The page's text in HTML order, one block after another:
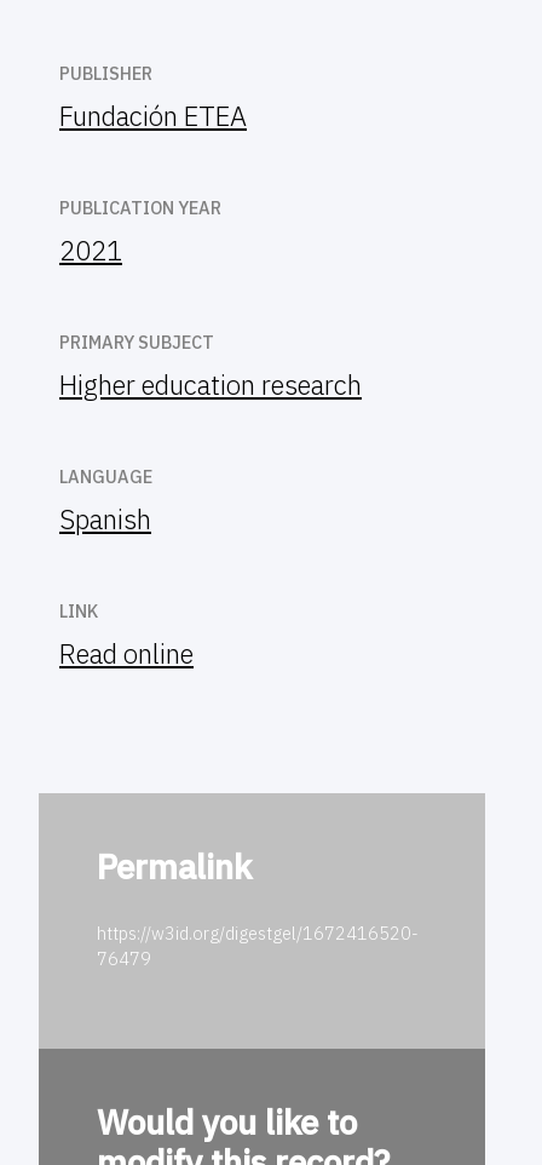
PUBLISHER
Fundación ETEA
PUBLICATION YEAR
2021
PRIMARY SUBJECT
Higher education research
LANGUAGE
Spanish
LINK
Read online
Permalink
https://w3id.org/digestgel/1672416520-
76479
Would you like to